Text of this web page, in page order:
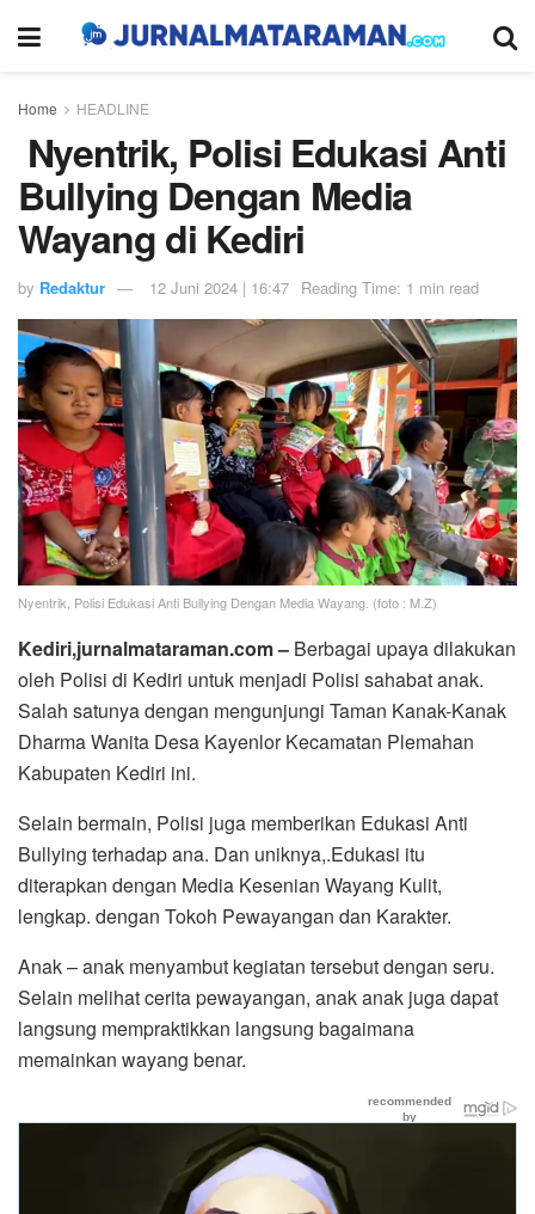
Home HEADLINE
Nyentrik, Polisi Edukasi Anti
Bullying Dengan Media
Wayang di Kediri
by Redaktur 12 Juni 2024 | 16:47 Reading Time: 1 min read
Nyentrik, Polisi Edukasi Anti Bullying Dengan Media Wayang. (foto : M.Z)
Kediri,jurnalmataraman.com – Berbagai upaya dilakukan
oleh Polisi di Kediri untuk menjadi Polisi sahabat anak.
Salah satunya dengan mengunjungi Taman Kanak-Kanak
Dharma Wanita Desa Kayenlor Kecamatan Plemahan
Kabupaten Kediri ini.
Selain bermain, Polisi juga memberikan Edukasi Anti
Bullying terhadap ana. Dan uniknya,.Edukasi itu
diterapkan dengan Media Kesenian Wayang Kulit,
lengkap. dengan Tokoh Pewayangan dan Karakter.
Anak – anak menyambut kegiatan tersebut dengan seru.
Selain melihat cerita pewayangan, anak anak juga dapat
langsung mempraktikkan langsung bagaimana
memainkan wayang benar.